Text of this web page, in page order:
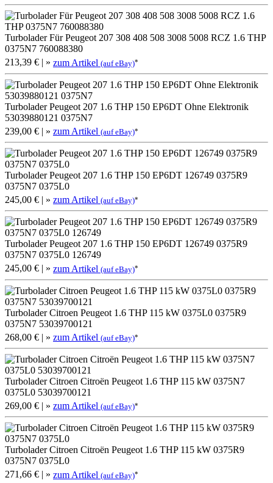
Turbolader Für Peugeot 207 308 408 508 3008 5008 RCZ 1.6 THP
0375N7 760088380
213,39 € | » zum Artikel (auf eBay)*
Turbolader Peugeot 207 1.6 THP 150 EP6DT Ohne Elektronik
53039880121 0375N7
239,00 € | » zum Artikel (auf eBay)*
Turbolader Peugeot 207 1.6 THP 150 EP6DT 126749 0375R9
0375N7 0375L0
245,00 € | » zum Artikel (auf eBay)*
Turbolader Peugeot 207 1.6 THP 150 EP6DT 126749 0375R9
0375N7 0375L0 126749
245,00 € | » zum Artikel (auf eBay)*
Turbolader Citroen Peugeot 1.6 THP 115 kW 0375L0 0375R9
0375N7 53039700121
268,00 € | » zum Artikel (auf eBay)*
Turbolader Citroen Citroën Peugeot 1.6 THP 115 kW 0375N7
0375L0 53039700121
269,00 € | » zum Artikel (auf eBay)*
Turbolader Citroen Citroën Peugeot 1.6 THP 115 kW 0375R9
0375N7 0375L0
271,66 € | » zum Artikel (auf eBay)*